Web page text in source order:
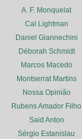
A. F. Monquelat
Cal Lightman
Daniel Giannechini
Déborah Schmidt
Marcos Macedo
Montserrat Martins
Nossa Opinião
Rubens Amador Filho
Said Anton
Sérgio Estanislau